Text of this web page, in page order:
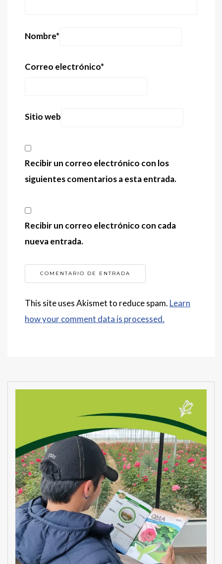
Nombre*
Correo electrónico*
Sitio web
Recibir un correo electrónico con los
siguientes comentarios a esta entrada.
Recibir un correo electrónico con cada
nueva entrada.
This site uses Akismet to reduce spam. Learn
how your comment data is processed.